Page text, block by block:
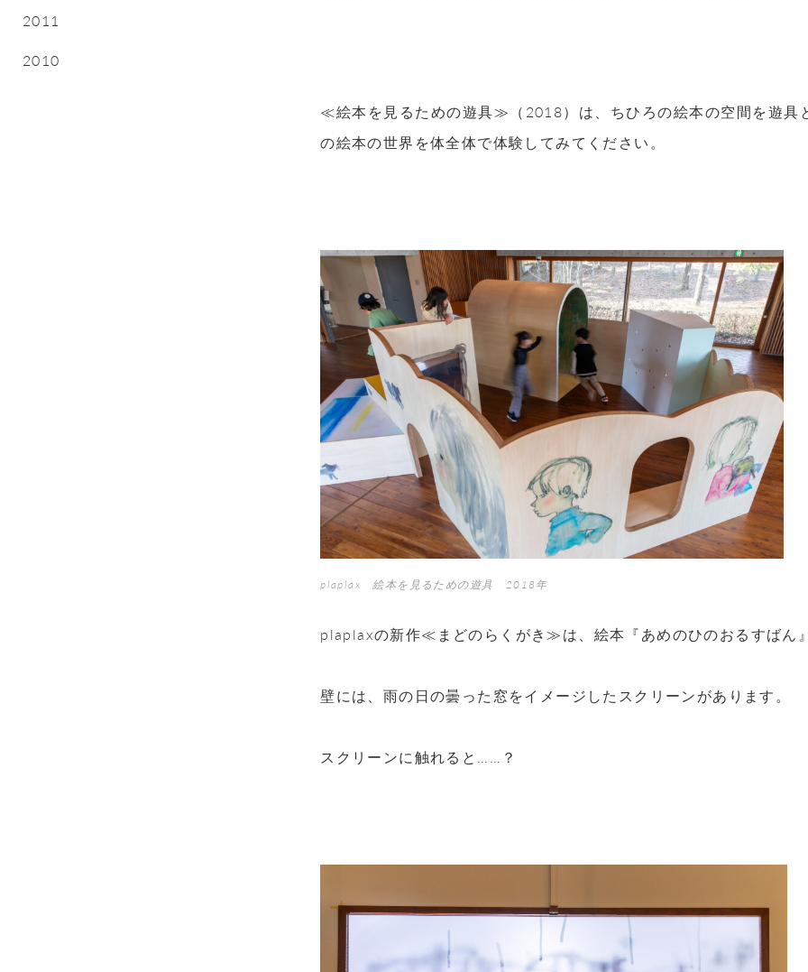
≪絵本を見るための遊具≫（ 2018）は、ちひろの絵本の空間を遊具
の絵本の世界を体全体で体験してみてください。
plaplax 絵本を見るための遊具 2018年
plaplaxの新作≪まどのらくがき≫は、絵本『あめのひのおるすばん
壁には、雨の日の曇った窓をイメージしたスクリーンがあります。
スクリーンに触れると……？
2011
2010